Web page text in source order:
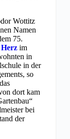
Wottitz
Namen
75.
im
in
in der
so
dort kam
bei
der